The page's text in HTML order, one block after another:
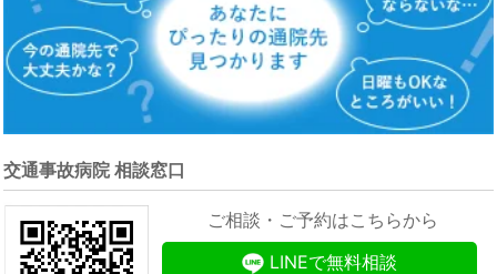
交通事故病院 相談窓口
ご相談・ご予約はこちらから
LINEで無料相談